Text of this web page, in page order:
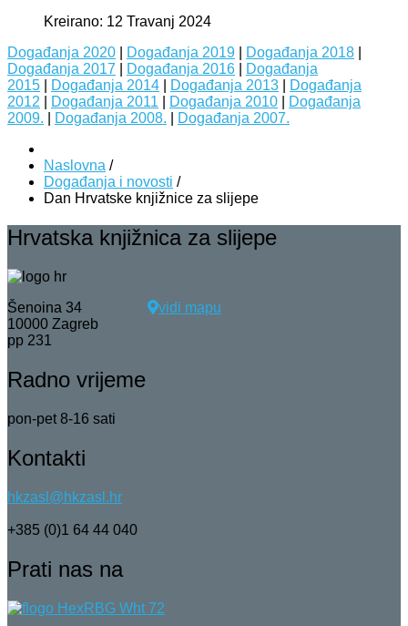
Kreirano: 12 Travanj 2024
Događanja 2020
Događanja 2019 Događanja 2018
Događanja 2017
Događanja 2016
Događanja
2015
Događanja 2014 Događanja 2013
Događanja
2012
Događanja 2011 Događanja 2010
Događanja
2009.
Događanja 2008. Događanja 2007.
Naslovna /
Događanja i novosti /
Dan Hrvatske knjižnice za slijepe
Hrvatska knjižnica za slijepe
Šenoina 34
vidi mapu
10000 Zagreb
pp 231
Radno vrijeme
pon-pet 8-16 sati
Kontakti
hkzasl@hkzasl.hr
+385 (0)1 64 44 040
Prati nas na